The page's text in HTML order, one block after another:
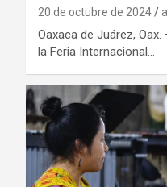
20 de octubre de 2024
Oaxaca de Juárez,
la Feria Internacional…